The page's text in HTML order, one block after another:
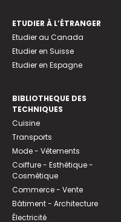
ETUDIER À L’ÉTRANGER
Etudier au Canada
Etudier en Suisse
Etudier en Espagne
BIBLIOTHEQUE DES
TECHNIQUES
Cuisine
Transports
Mode - Vêtements
Coiffure - Esthétique -
Cosmétique
Commerce - Vente
Bâtiment - Architecture
Électricité